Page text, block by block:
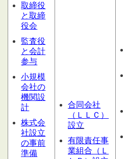
取締役
と取締
役会
監査役
と会計
参与
小規模
会社の
機関設
計
株式会
社設立
の事前
準備
合同会社
（ＬＬＣ）
設立
有限責任事
業組合（Ｌ